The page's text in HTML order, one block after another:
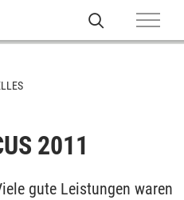
2011
gute Leistungen waren